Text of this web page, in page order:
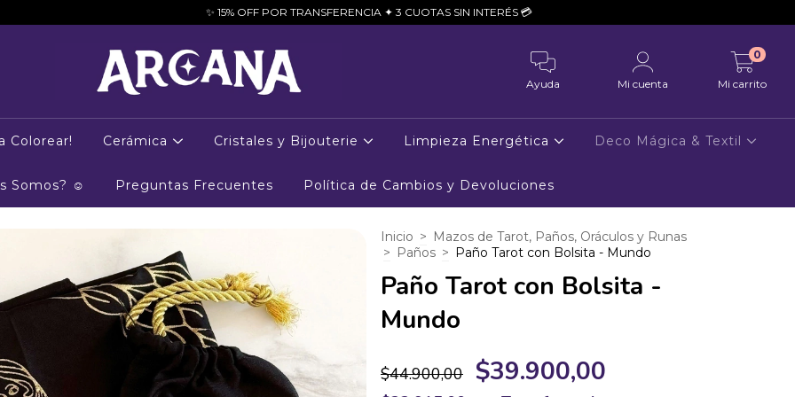
✨ 15% OFF POR TRANSFERENCIA ✦ 3 CUOTAS SIN INTERÉS 💳
Ayuda Mi cuenta Mi carrito
0
Colorear! Cerámica Cristales y Bijouterie Limpieza Energética Deco Mágica & Textil
Somos? ☺ Preguntas Frecuentes Política de Cambios y Devoluciones
Inicio > Mazos de Tarot, Paños, Oráculos y Runas
> Paños > Paño Tarot con Bolsita - Mundo
Paño Tarot con Bolsita -
Mundo
$44.900,00 $39.900,00